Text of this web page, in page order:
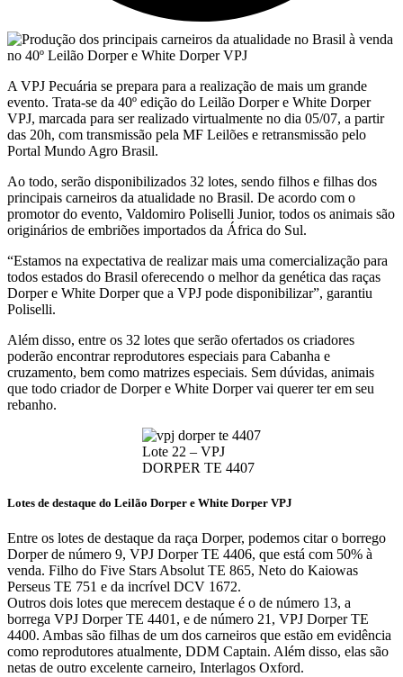
A VPJ Pecuária se prepara para a realização de mais um grande
evento. Trata-se da 40º edição do Leilão Dorper e White Dorper
VPJ, marcada para ser realizado virtualmente no dia 05/07, a partir
das 20h, com transmissão pela MF Leilões e retransmissão pelo
Portal Mundo Agro Brasil.
Ao todo, serão disponibilizados 32 lotes, sendo filhos e filhas dos
principais carneiros da atualidade no Brasil. De acordo com o
promotor do evento, Valdomiro Poliselli Junior, todos os animais são
originários de embriões importados da África do Sul.
“Estamos na expectativa de realizar mais uma comercialização para
todos estados do Brasil oferecendo o melhor da genética das raças
Dorper e White Dorper que a VPJ pode disponibilizar”, garantiu
Poliselli.
Além disso, entre os 32 lotes que serão ofertados os criadores
poderão encontrar reprodutores especiais para Cabanha e
cruzamento, bem como matrizes especiais. Sem dúvidas, animais
que todo criador de Dorper e White Dorper vai querer ter em seu
rebanho.
Lote 22 – VPJ
DORPER TE 4407
Lotes de destaque do Leilão Dorper e White Dorper VPJ
Entre os lotes de destaque da raça Dorper, podemos citar o borrego
Dorper de número 9, VPJ Dorper TE 4406, que está com 50% à
venda. Filho do Five Stars Absolut TE 865, Neto do Kaiowas
Perseus TE 751 e da incrível DCV 1672.
Outros dois lotes que merecem destaque é o de número 13, a
borrega VPJ Dorper TE 4401, e de número 21, VPJ Dorper TE
4400. Ambas são filhas de um dos carneiros que estão em evidência
como reprodutores atualmente, DDM Captain. Além disso, elas são
netas de outro excelente carneiro, Interlagos Oxford.